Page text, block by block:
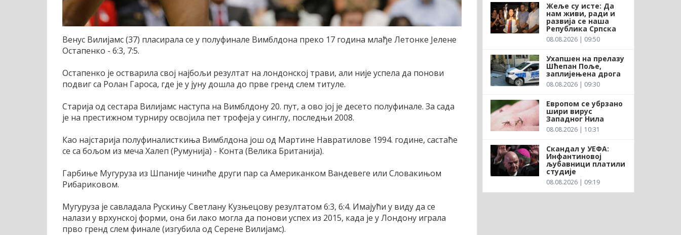
Венус Вилијамс (37) пласирала се у полуфинале Вимблдона преко 17 година млађе Летонке Јелене
Остапенко - 6:3, 7:5.
Остапенко је остварила свој најбољи резултат на лондонској трави, али није успела да понови
подвиг са Ролан Гароса, где је у јуну дошла до прве гренд слем титуле.
Старија од сестара Вилијамс наступа на Вимблдону 20. пут, а ово јој је десето полуфинале. За сада
је на престижном турниру освојила пет трофеја у синглу, последњи 2008.
Као најстарија полуфиналисткиња Вимблдона још од Мартине Навратилове 1994. године, састаће
се са бољом из меча Халеп (Румунија) - Конта (Велика Британија).
Гарбиње Мугуруза из Шпаније чиниће други пар са Американком Вандевеге или Словакињом
Рибариковом.
Мугуруза је савладала Рускињу Светлану Кузњецову резултатом 6:3, 6:4. Имајући у виду да се
налази у врхунској форми, она би лако могла да понови успех из 2015, када је у Лондону играла
прво гренд слем финале (изгубила од Серене Вилијамс).
Жеље су исте: Да
нам живи, ради и
развија се наша
Република Српска
08.08.2026 | 09:50
Ухапшен на прелазу
Шћепан Поље,
заплијењена дрога
08.08.2026 | 09:30
Европом се убрзано
шири вирус
Западног Нила
08.08.2026 | 10:31
Скандал у УЕФА:
Инфантиновој
љубавници платили
студије
08.08.2026 | 09:19